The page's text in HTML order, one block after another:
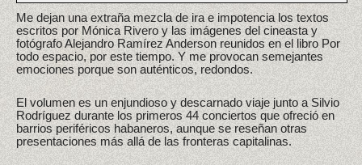
Me dejan una extraña mezcla de ira e impotencia los textos
escritos por Mónica Rivero y las imágenes del cineasta y
fotógrafo Alejandro Ramírez Anderson reunidos en el libro Por
todo espacio, por este tiempo. Y me provocan semejantes
emociones porque son auténticos, redondos.
El volumen es un enjundioso y descarnado viaje junto a Silvio
Rodríguez durante los primeros 44 conciertos que ofreció en
barrios periféricos habaneros, aunque se reseñan otras
presentaciones más allá de las fronteras capitalinas.